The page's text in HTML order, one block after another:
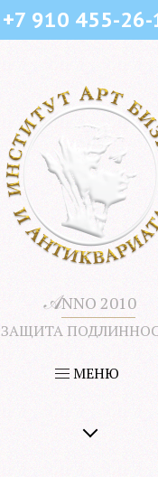
+7 910 455-26-
𝒜NNO 2010
ЗАЩИТА
МЕНЮ